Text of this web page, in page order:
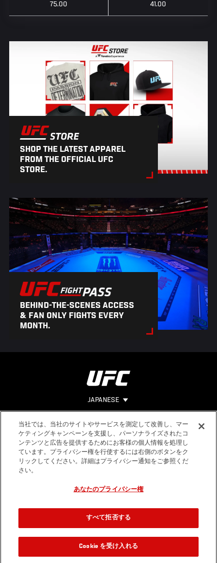
75.00 41.00
SHOP THE LATEST APPAREL
FROM THE OFFICIAL UFC
STORE.
BEHIND-THE-SCENES ACCESS
& FAN ONLY FIGHTS EVERY
MONTH.
JAPANESE
Footer ヘルプ
法的事項
利用規約
個人情報保
当社では、当社のサイトやサービスを測定して改善し、マー
ケティングキャンペーンを支援し、パーソナライズされたコ
ンテンツと広告を提供するためにお客様の個人情報を処理し
ています。プライバシー権を行使するには右側のボタンをク
リックしてください。詳細はプライバシー通知をご参照くだ
さい。
あなたのプライバシー権
すべて拒否する
Cookie を受け入れる